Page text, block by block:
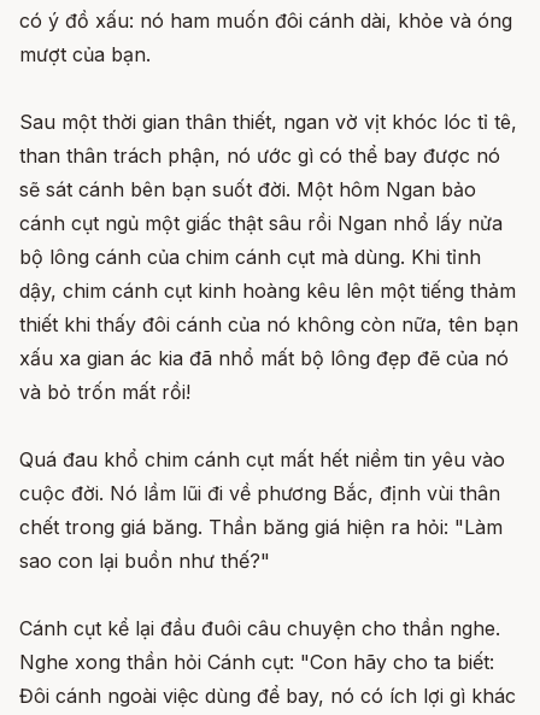
có ý đồ xấu: nó ham muốn đôi cánh dài, khỏe và óng
mượt của bạn.
Sau một thời gian thân thiết, ngan vờ vịt khóc lóc tỉ tê,
than thân trách phận, nó ước gì có thể bay được nó
sẽ sát cánh bên bạn suốt đời. Một hôm Ngan bảo
cánh cụt ngủ một giấc thật sâu rồi Ngan nhổ lấy nửa
bộ lông cánh của chim cánh cụt mà dùng. Khi tỉnh
dậy, chim cánh cụt kinh hoàng kêu lên một tiếng thảm
thiết khi thấy đôi cánh của nó không còn nữa, tên bạn
xấu xa gian ác kia đã nhổ mất bộ lông đẹp đẽ của nó
và bỏ trốn mất rồi!
Quá đau khổ chim cánh cụt mất hết niềm tin yêu vào
cuộc đời. Nó lầm lũi đi về phương Bắc, định vùi thân
chết trong giá băng. Thần băng giá hiện ra hỏi: "Làm
sao con lại buồn như thế?"
Cánh cụt kể lại đầu đuôi câu chuyện cho thần nghe.
Nghe xong thần hỏi Cánh cụt: "Con hãy cho ta biết:
Đôi cánh ngoài việc dùng để bay, nó có ích lợi gì khác